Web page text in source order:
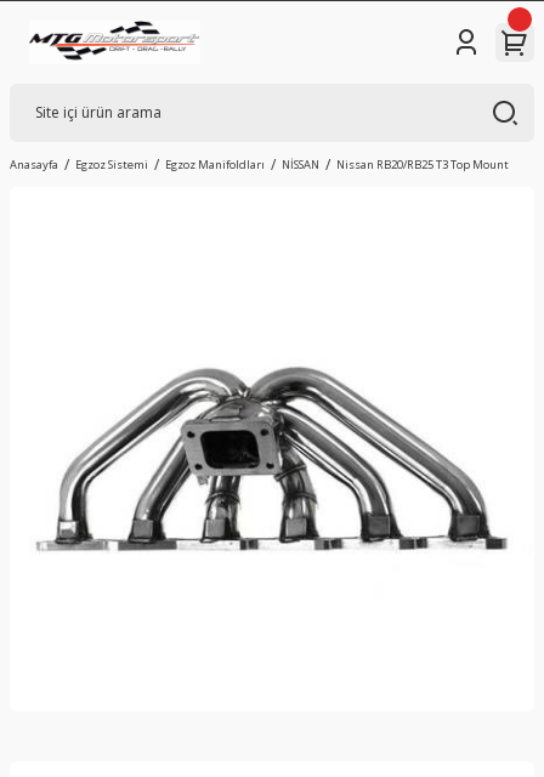
Anasayfa Egzoz Sistemi Egzoz Manifoldları NİSSAN Nissan RB20/RB25 T3 Top Mount